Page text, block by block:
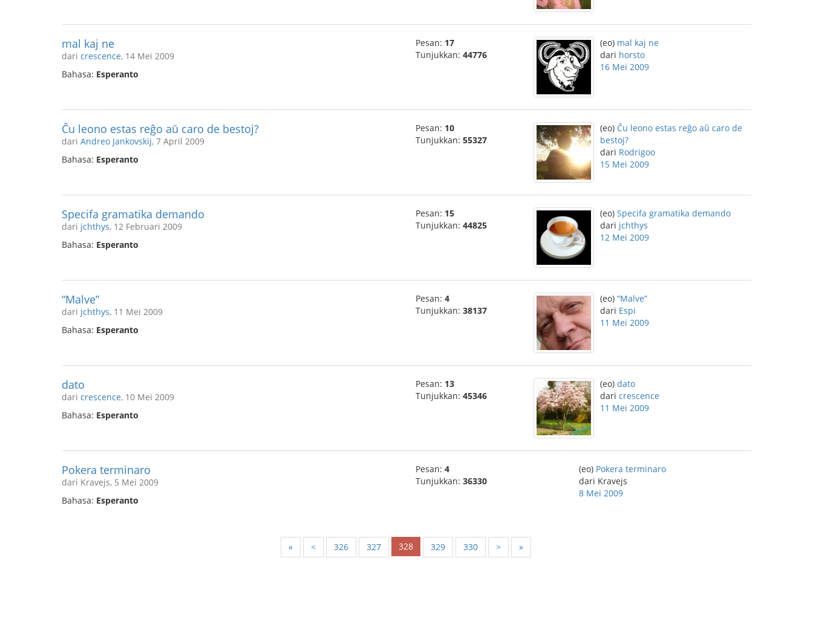
mal kaj ne
dari crescence, 14 Mei 2009
Bahasa: Esperanto
Pesan: 17
Tunjukkan: 44776
(eo) mal kaj ne
dari horsto
16 Mei 2009
Ĉu leono estas reĝo aŭ caro de bestoj?
dari Andreo Jankovskij, 7 April 2009
Bahasa: Esperanto
Pesan: 10
Tunjukkan: 55327
(eo) Ĉu leono estas reĝo aŭ caro de
bestoj?
dari Rodrigoo
15 Mei 2009
Specifa gramatika demando
dari jchthys, 12 Februari 2009
Bahasa: Esperanto
Pesan: 15
Tunjukkan: 44825
(eo) Specifa gramatika demando
dari jchthys
12 Mei 2009
“Malve”
dari jchthys, 11 Mei 2009
Bahasa: Esperanto
Pesan: 4
Tunjukkan: 38137
(eo) “Malve”
dari Espi
11 Mei 2009
dato
dari crescence, 10 Mei 2009
Bahasa: Esperanto
Pesan: 13
Tunjukkan: 45346
(eo) dato
dari crescence
11 Mei 2009
Pokera terminaro
dari Kravejs, 5 Mei 2009
Bahasa: Esperanto
Pesan: 4
Tunjukkan: 36330
(eo) Pokera terminaro
dari Kravejs
8 Mei 2009
« < 326 327 328 329 330 > »